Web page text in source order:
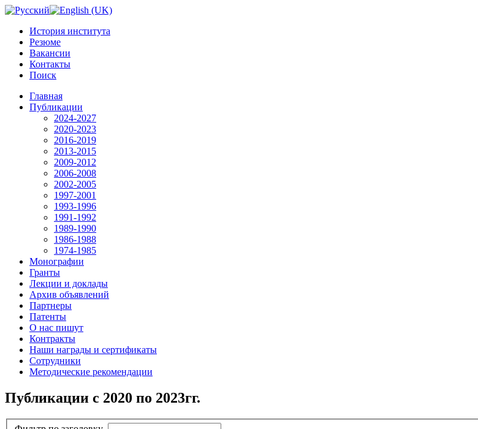
История института
Резюме
Вакансии
Контакты
Поиск
Главная
Публикации
2024-2027
2020-2023
2016-2019
2013-2015
2009-2012
2006-2008
2002-2005
1997-2001
1993-1996
1991-1992
1989-1990
1986-1988
1974-1985
Монографии
Гранты
Лекции и доклады
Архив объявлений
Партнеры
Патенты
О нас пишут
Контракты
Наши награды и сертификаты
Сотрудники
Методические рекомендации
Публикации с 2020 по 2023гг.